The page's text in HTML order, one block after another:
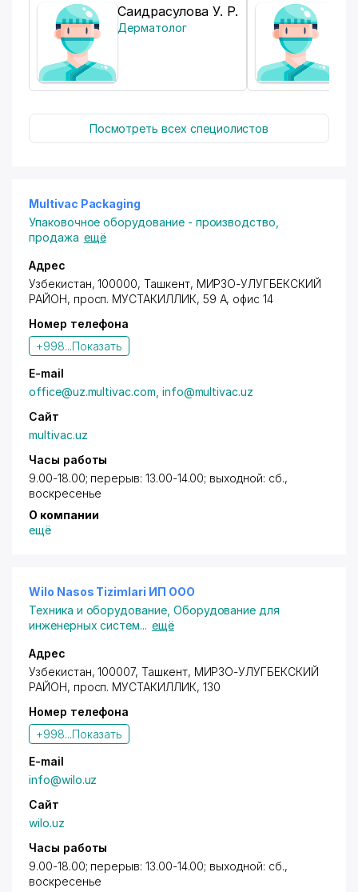
Саидрасулова У. Р.
Дерматолог
Посмотреть всех специолистов
Multivac Packaging
Упаковочное оборудование - производство,
продажа ещё
Адрес
Узбекистан, 100000, Ташкент, МИРЗО-УЛУГБЕКСКИЙ
РАЙОН, просп. МУСТАКИЛЛИК, 59 А, офис 14
Номер телефона
+998...Показать
E-mail
office@uz.multivac.com, info@multivac.uz
Сайт
multivac.uz
Часы работы
9.00-18.00; перерыв: 13.00-14.00; выходной: сб.,
воскресенье
О компании
ещё
Wilo Nasos Tizimlari ИП ООО
Техника и оборудование, Оборудование для
инженерных систем... ещё
Адрес
Узбекистан, 100007, Ташкент, МИРЗО-УЛУГБЕКСКИЙ
РАЙОН, просп. МУСТАКИЛЛИК, 130
Номер телефона
+998...Показать
E-mail
info@wilo.uz
Сайт
wilo.uz
Часы работы
9.00-18.00; перерыв: 13.00-14.00; выходной: сб.,
воскресенье